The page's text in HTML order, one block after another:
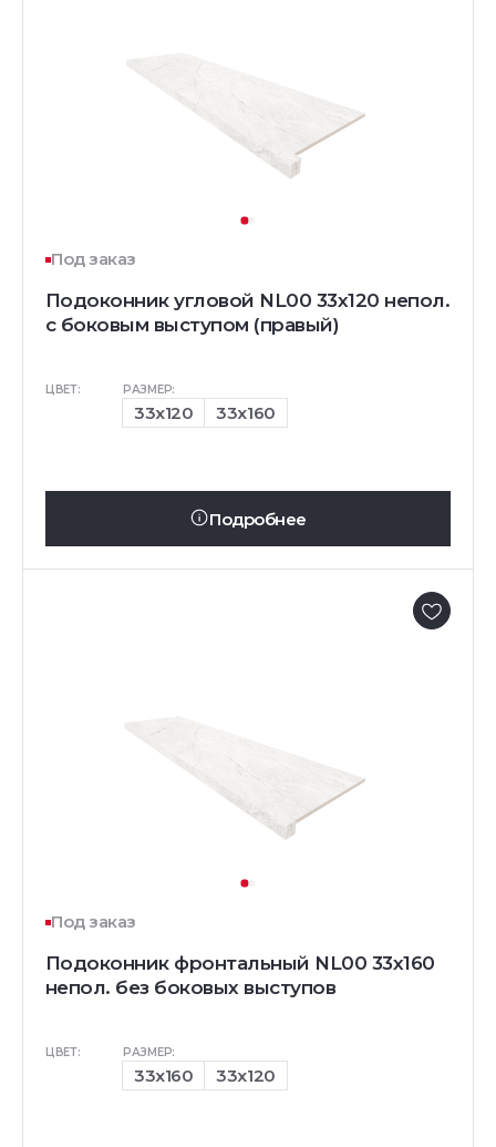
Под заказ
Подоконник угловой NL00 33х120 непол.
с боковым выступом (правый)
ЦВЕТ: РАЗМЕР:
33x120 33x160
Подробнее
Под заказ
Подоконник фронтальный NL00 33х160
непол. без боковых выступов
ЦВЕТ: РАЗМЕР:
33x160 33x120